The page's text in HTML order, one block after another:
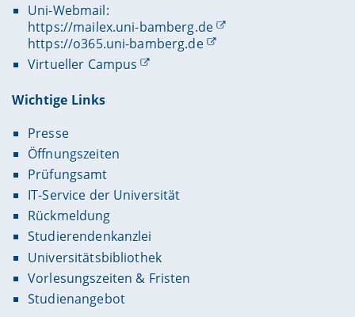
Uni-Webmail:
https://mailex.uni-bamberg.de
https://o365.uni-bamberg.de
Virtueller Campus
Wichtige Links
Presse
Öffnungszeiten
Prüfungsamt
IT-Service der Universität
Rückmeldung
Studierendenkanzlei
Universitätsbibliothek
Vorlesungszeiten & Fristen
Studienangebot